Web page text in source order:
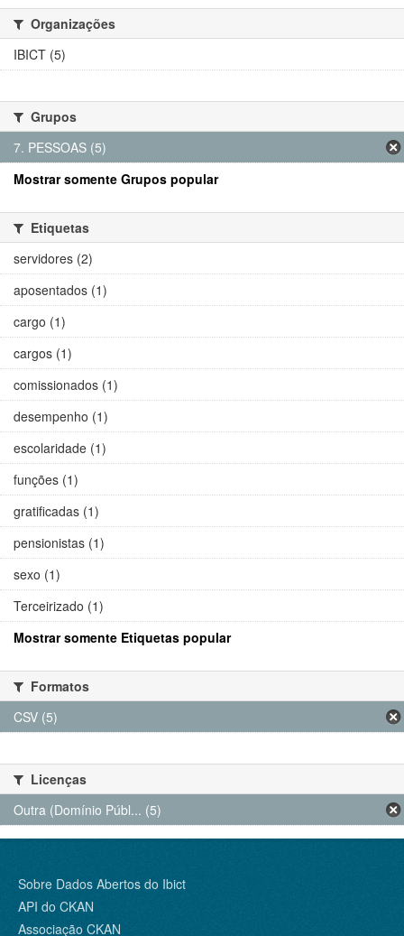
Organizações
IBICT (5)
Grupos
7. PESSOAS (5)
Mostrar somente Grupos popular
Etiquetas
servidores (2)
aposentados (1)
cargo (1)
cargos (1)
comissionados (1)
desempenho (1)
escolaridade (1)
funções (1)
gratificadas (1)
pensionistas (1)
sexo (1)
Terceirizado (1)
Mostrar somente Etiquetas popular
Formatos
CSV (5)
Licenças
Outra (Domínio Públ... (5)
Sobre Dados Abertos do Ibict
API do CKAN
Associação CKAN